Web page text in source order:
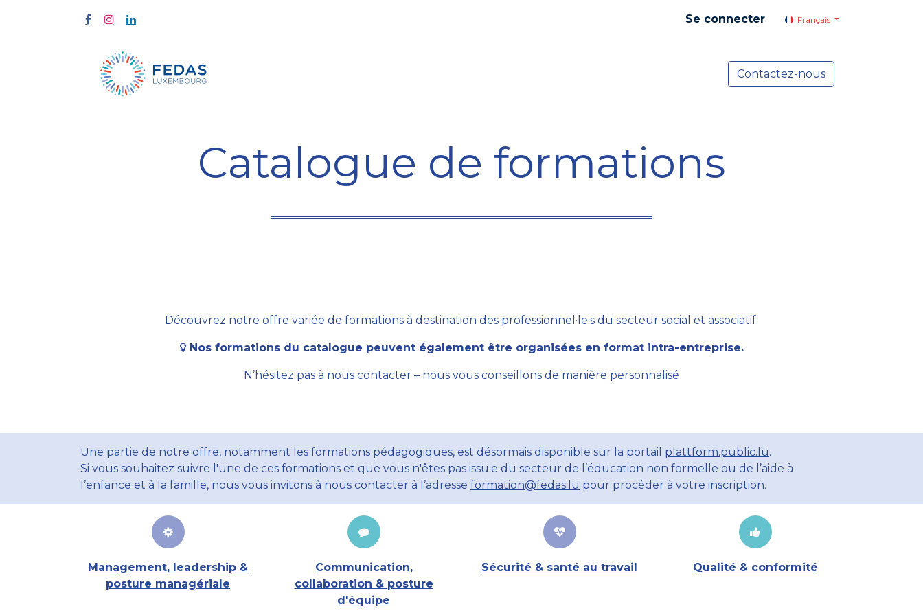
Se connecter Français
Actualités
Contactez-nous
Catalogue de formations
Découvrez notre offre variée de formations à destination des professionnel·le·s du secteur social et associatif.
Nos formations du catalogue peuvent également être organisées en format intra-entreprise.
N’hésitez pas à nous contacter – nous vous conseillons de manière personnalisé
Une partie de notre offre, notamment les formations pédagogiques, est désormais disponible sur la portail plattform.public.lu.
Si vous souhaitez suivre l'une de ces formations et que vous n'êtes pas issu·e du secteur de l’éducation non formelle ou de l’aide à
l’enfance et à la famille, nous vous invitons à nous contacter à l’adresse formation@fedas.lu pour procéder à votre inscription.
Management, leadership &
posture managériale
Communication,
collaboration & posture
d'équipe
Sécurité & santé au travail Qualité & conformité